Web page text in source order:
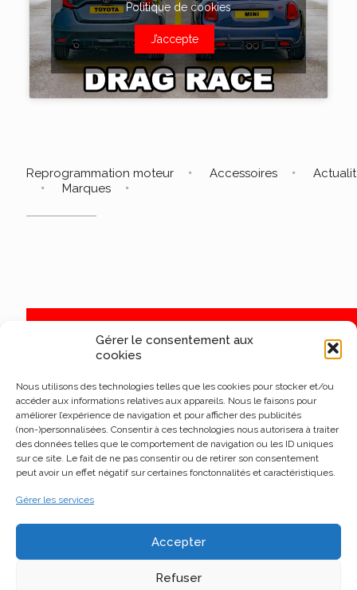
Gérer le consentement aux
cookies
Nous utilisons des technologies telles que les cookies pour stocker et/ou
accéder aux informations relatives aux appareils. Nous le faisons pour
améliorer l’expérience de navigation et pour afficher des publicités
(non-)personnalisées. Consentir à ces technologies nous autorisera à traiter
des données telles que le comportement de navigation ou les ID uniques
sur ce site. Le fait de ne pas consentir ou de retirer son consentement
peut avoir un effet négatif sur certaines fonctonnalités et caractéristiques.
Gérer les services
Accepter
Refuser
Politique de cookies
J’accepte
Reprogrammation moteur Accessoires
Marques